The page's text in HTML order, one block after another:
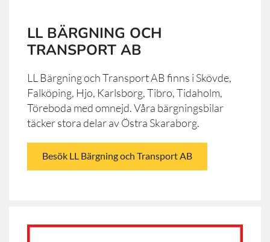
LL BÄRGNING OCH
TRANSPORT AB
LL Bärgning och Transport AB finns i Skövde,
Falköping, Hjo, Karlsborg, Tibro, Tidaholm,
Töreboda med omnejd. Våra bärgningsbilar
täcker stora delar av Östra Skaraborg.
Besök LL Bärgning och Transport AB